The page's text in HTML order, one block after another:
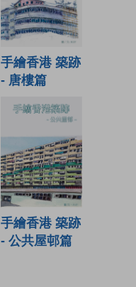
手繪香港 築跡
- 唐樓篇
手繪香港 築跡
- 公共屋邨篇